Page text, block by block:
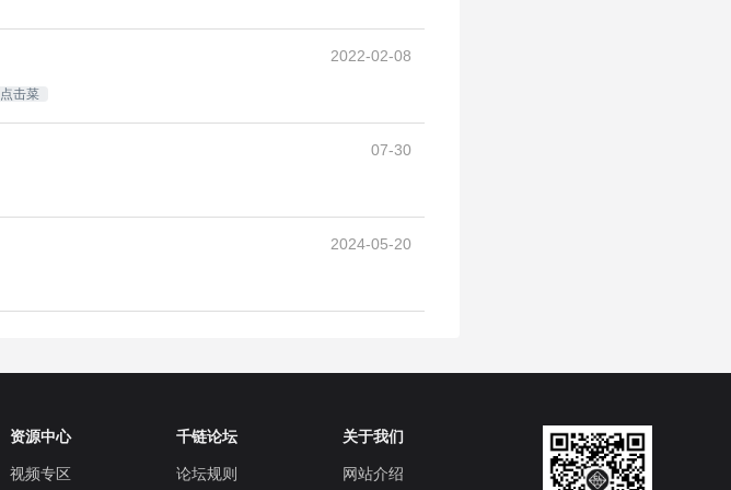
点击菜
2022-02-08
07-30
2024-05-20
资源中心
视频专区
千链论坛
论坛规则
关于我们
网站介绍